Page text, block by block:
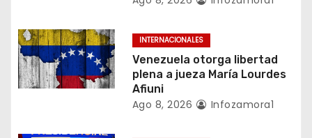
n
t
r
INTERNACIONALES
Venezuela otorga libertad
plena a jueza María Lourdes
Afiuni
Ago 8, 2026 Infozamora1